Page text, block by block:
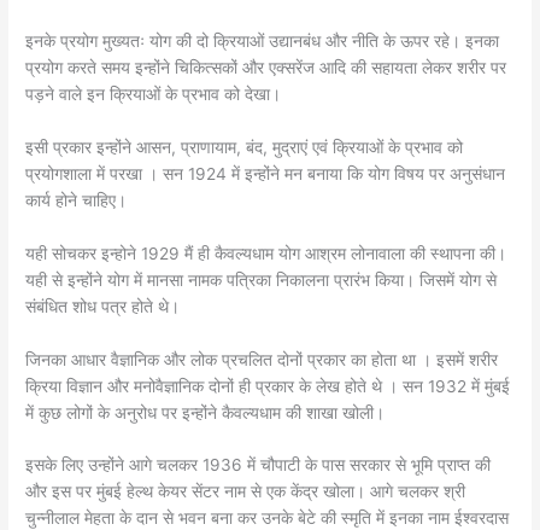
इनके प्रयोग मुख्यतः योग की दो क्रियाओं उद्यानबंध और नीति के ऊपर रहे। इनका
प्रयोग करते समय इन्होंने चिकित्सकों और एक्सरेंज आदि की सहायता लेकर शरीर पर
पड़ने वाले इन क्रियाओं के प्रभाव को देखा।
इसी प्रकार इन्होंने आसन, प्राणायाम, बंद, मुद्राएं एवं क्रियाओं के प्रभाव को
प्रयोगशाला में परखा । सन 1924 में इन्होंने मन बनाया कि योग विषय पर अनुसंधान
कार्य होने चाहिए।
यही सोचकर इन्होने 1929 मैं ही कैवल्यधाम योग आश्रम लोनावाला की स्थापना की।
यही से इन्होंने योग में मानसा नामक पत्रिका निकालना प्रारंभ किया। जिसमें योग से
संबंधित शोध पत्र होते थे।
जिनका आधार वैज्ञानिक और लोक प्रचलित दोनों प्रकार का होता था । इसमें शरीर
क्रिया विज्ञान और मनोवैज्ञानिक दोनों ही प्रकार के लेख होते थे । सन 1932 में मुंबई
में कुछ लोगों के अनुरोध पर इन्होंने कैवल्यधाम की शाखा खोली।
इसके लिए उन्होंने आगे चलकर 1936 में चौपाटी के पास सरकार से भूमि प्राप्त की
और इस पर मुंबई हेल्थ केयर सेंटर नाम से एक केंद्र खोला। आगे चलकर श्री
चुन्नीलाल मेहता के दान से भवन बना कर उनके बेटे की स्मृति में इनका नाम ईश्वरदास